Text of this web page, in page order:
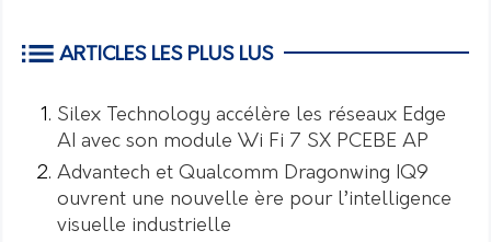
ARTICLES LES PLUS LUS
Silex Technology accélère les réseaux Edge
AI avec son module Wi Fi 7 SX PCEBE AP
Advantech et Qualcomm Dragonwing IQ9
ouvrent une nouvelle ère pour l’intelligence
visuelle industrielle